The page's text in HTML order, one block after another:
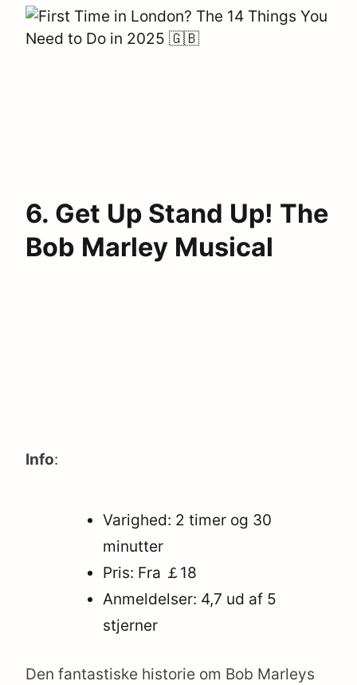
6. Get Up Stand Up! The
Bob Marley Musical
Info:
Varighed: 2 timer og 30
minutter
Pris: Fra ￡18
Anmeldelser: 4,7 ud af 5
stjerner
Den fantastiske historie om Bob Marleys